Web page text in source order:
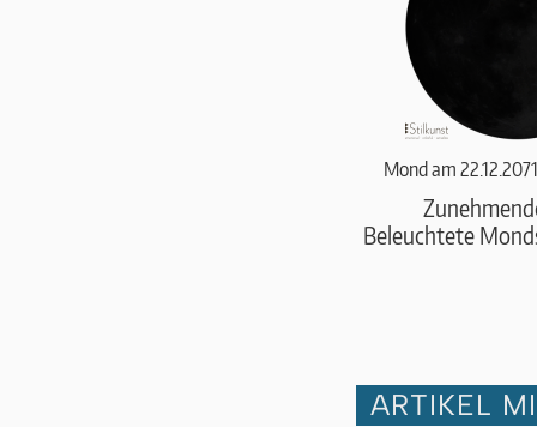
Mond am
Beleuchtete
ARTIKEL